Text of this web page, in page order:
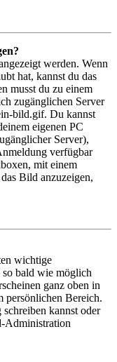
werden. Wenn
hat, kannst du das
musst du zu einem
zugänglichen Server
bild.gif. Du kannst
eigenen PC
Server),
verfügbar
mit einem
Bild anzuzeigen,
wichtige
so bald wie möglich
ganz oben in
persönlichen Bereich.
kannst oder
Administration